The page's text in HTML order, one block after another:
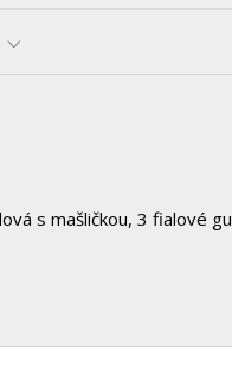
s mašličkou, 3 fialové